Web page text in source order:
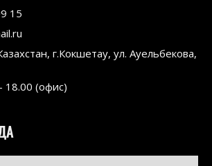
15
г.Кокшетау, ул. Ауельбекова,
18.00 (офис)